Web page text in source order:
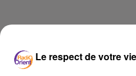
Le respect de votre